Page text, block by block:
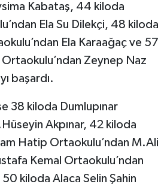
Kabataş, 44 kiloda
Ela Su Dilekçi, 48 kiloda
Ela Karaağaç ve 57
Zeynep Naz
başardı.
38 kiloda Dumlupınar
Akpınar, 42 kiloda
Hatip Ortaokulu’ndan M.Ali
Kemal Ortaokulu’ndan
kiloda Alaca Selin Şahin